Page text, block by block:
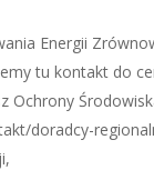
Energii
tu kontakt do
Ochrony
doradcy-